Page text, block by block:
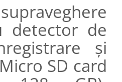
detector de
și
SD card